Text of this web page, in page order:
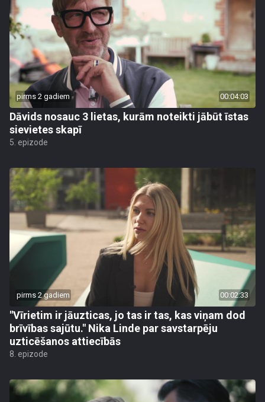
pirms 2 gadiem 00:04:03
Dāvids nosauc 3 lietas, kurām noteikti jābūt īstas
sievietes skapī
5. epizode
pirms 2 gadiem 00:02:33
"Vīrietim ir jāuzticas, jo tas ir tas, kas viņam dod
brīvības sajūtu." Nika Linde par savstarpēju
uzticēšanos attiecībās
8. epizode